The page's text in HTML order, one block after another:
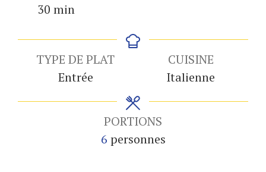
30 minutes
min
TYPE DE PLAT
Entrée
CUISINE
Italienne
PORTIONS
6 personnes